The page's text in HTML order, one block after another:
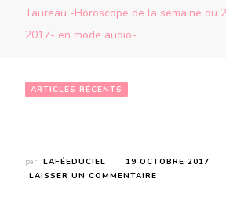
Taureau -Horoscope de la semaine du
2017- en mode audio-
ARTICLES RÉCENTS
par LAFÉEDUCIEL
19 OCTOBRE 2017
LAISSER UN COMMENTAIRE